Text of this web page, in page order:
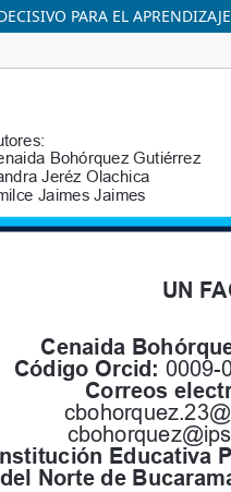
PARA EL APRENDIZAJE